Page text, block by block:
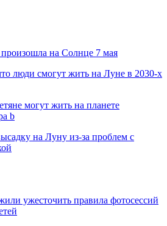
на Солнце 7 мая
люди смогут жить на Луне в 2030-х
могут жить на планете
b
на Луну из-за проблем с
ужесточить правила фотосессий